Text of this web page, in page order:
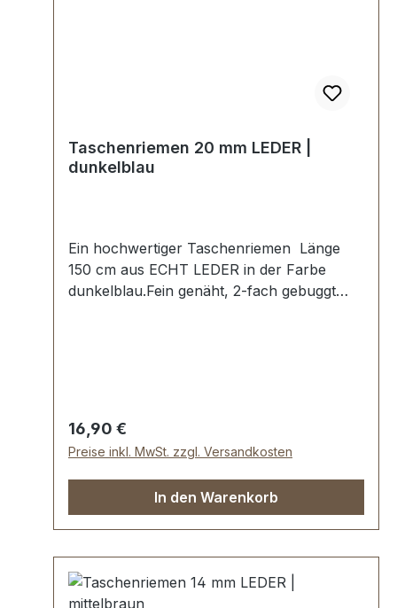
Taschenriemen 20 mm LEDER |
dunkelblau
Ein hochwertiger Taschenriemen Länge
150 cm aus ECHT LEDER in der Farbe
dunkelblau.Fein genäht, 2-fach gebuggt
Regulärer Preis:
16,90 €
Preise inkl. MwSt. zzgl. Versandkosten
In den Warenkorb